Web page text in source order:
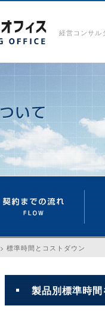
経営コンサル
> 標準時間とコストダウン
製品別標準時